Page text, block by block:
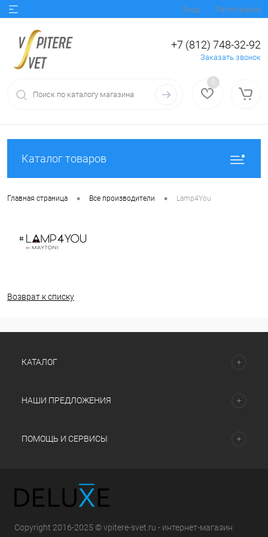
Вход Регистрация
+7 (812) 748-32-92
Заказать звонок
0
Каталог товаров
Главная страница • Все производители • Lamp4You
Возврат к списку
КАТАЛОГ
НАШИ ПРЕДЛОЖЕНИЯ
ПОМОЩЬ И СЕРВИСЫ
Copyright 2016-2025 © vpitere-svet.ru - интернет-магазин